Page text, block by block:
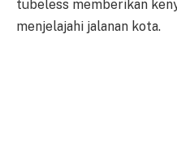
tubeless memberikan
menjelajahi jalanan kota.